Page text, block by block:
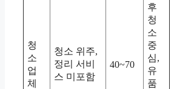
청
소
업
체
청소 위주,
정리 서비
스 미포함
40~70
후
청
소
중
심,
유
품